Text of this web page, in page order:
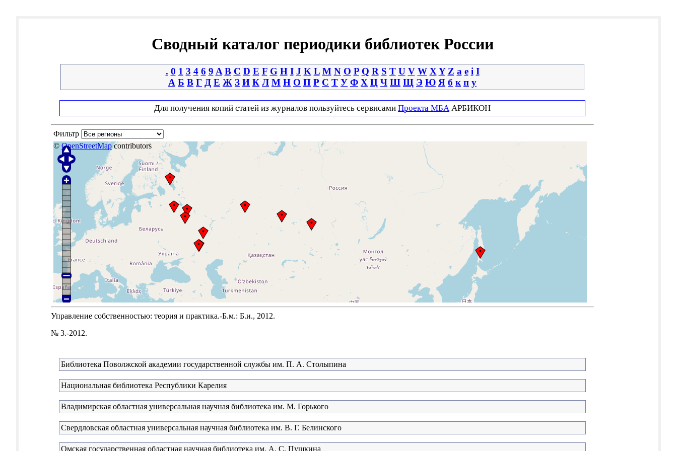
Сводный каталог периодики библиотек России
. 0 1 3 4 6 9 A B C D E F G H I J K L M N O P Q R S T U V W X Y Z a e i І
А Б В Г Д Е Ж З И К Л М Н О П Р С Т У Ф Х Ц Ч Ш Щ Э Ю Я б к п у
Для получения копий статей из журналов пользуйтесь сервисами Проекта МБА АРБИКОН
Фильтр
© OpenStreetMapcontributors
Управление собственностью: теория и практика.-Б.м.: Б.и., 2012.
№ 3.-2012.
Библиотека Поволжской академии государственной службы им. П. А. Столыпина
Национальная библиотека Республики Карелия
Владимирская областная универсальная научная библиотека им. М. Горького
Свердловская областная универсальная научная библиотека им. В. Г. Белинского
Омская государственная областная научная библиотека им. А. С. Пушкина